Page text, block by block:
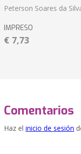
Peterson Soares da
IMPRESO
€ 7,73
Comentarios
Haz el inicio de sesión